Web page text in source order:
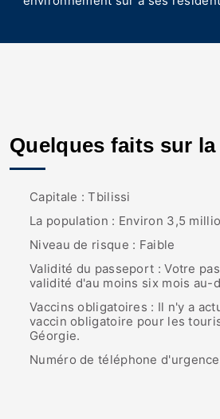
Quelques faits sur la
Capitale : Tbilissi
La population : Environ 3,5
Niveau de risque : Faible
Validité du passeport : Votre
validité d'au moins six mois au-
Vaccins obligatoires : Il n'y a
vaccin obligatoire pour les
Géorgie.
Numéro de téléphone d'urgence